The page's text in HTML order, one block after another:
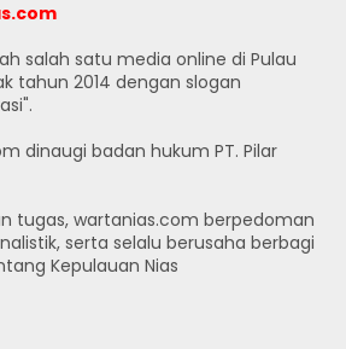
salah satu media online di Pulau
tahun 2014 dengan slogan
dinaugi badan hukum PT. Pilar
tugas, wartanias.com berpedoman
serta selalu berusaha berbagi
Kepulauan Nias